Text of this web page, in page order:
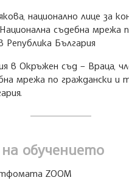
национално лице за
съдебна мрежа
Република България
в Окръжен съд – Враца,
мрежа по граждански и
обучението
ZOOM